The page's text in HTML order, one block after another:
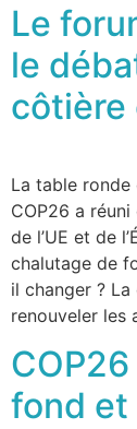
Le
le
côtière
La table ronde
COP26 a
de l’UE et de
chalutage de
il changer ?
renouveler les
fond et